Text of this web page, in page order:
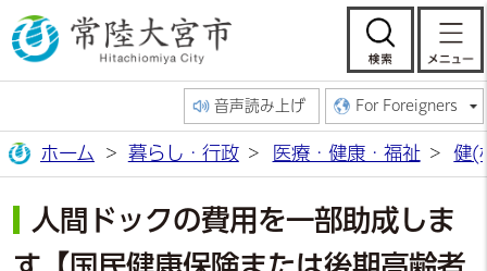
常陸大宮市公
検
音声読み上げ For Foreigners
ホーム 暮らし・行政 医療・健康・福祉 健(
人間ドックの費用を一部助成しま